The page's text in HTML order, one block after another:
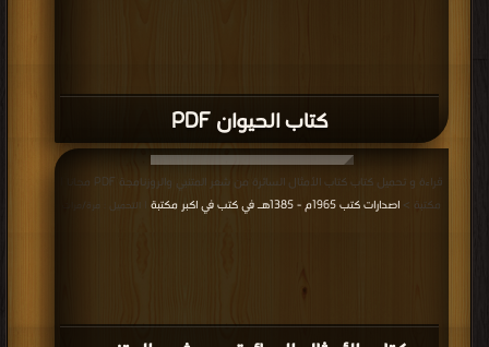
كتاب الحيوان PDF
قراءة و تحميل كتاب كتاب الأمثال السائرة من شعر المتنبي والروزنامجة PDF مجانا |
مكتبة > اصدارات كتب 1965م - 1385هـ في كتب في اكبر مكتبة | التحميل : مرة/مرات